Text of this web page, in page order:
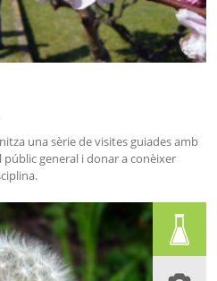
una sèrie de visites guiades amb
públic general i donar a conèixer